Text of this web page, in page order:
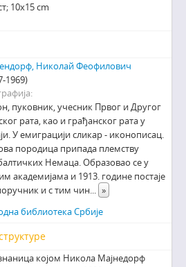
10х15 cm
Николай Феофилович
1969)
пуковник, учесник Првог и Другог
рата, као и грађанског рата у
У емиграцији сликар - иконописац.
породица припада племству
Немаца. Образовао се у
академијама и 1913. године постаје
и с тим чин... »
библиотека Србије
којом Никола Мајнедорф